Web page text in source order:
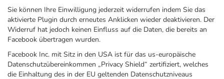
Sie können Ihre Einwilligung jederzeit widerrufen indem Sie das
aktivierte Plugin durch erneutes Anklicken wieder deaktivieren. Der
Widerruf hat jedoch keinen Einfluss auf die Daten, die bereits an
Facebook übertragen wurden.
Facebook Inc. mit Sitz in den USA ist für das us-europäische
Datenschutzübereinkommen „Privacy Shield“ zertifiziert, welches
die Einhaltung des in der EU geltenden Datenschutzniveaus